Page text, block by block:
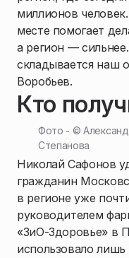
миллионов
месте помогает
а регион —
складывается наш
Воробьев.
Кто
Фото - ©
Степанова
Николай Сафонов
гражданин
в регионе уже
руководителем
«ЗиО-Здоровье» в
использовало